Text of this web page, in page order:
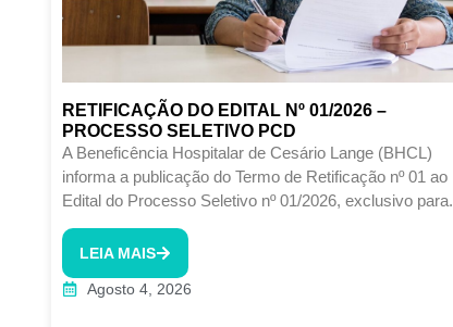
RETIFICAÇÃO DO EDITAL Nº 01/2026 –
PROCESSO SELETIVO PCD
A Beneficência Hospitalar de Cesário Lange (BHCL)
informa a publicação do Termo de Retificação nº 01 ao
Edital do Processo Seletivo nº 01/2026, exclusivo para.
LEIA MAIS
Agosto 4, 2026